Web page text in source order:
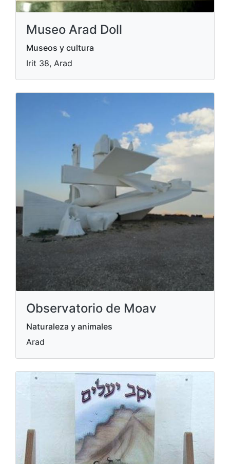
Museo Arad Doll
Museos y cultura
Irit 38, Arad
Observatorio de Moav
Naturaleza y animales
Arad